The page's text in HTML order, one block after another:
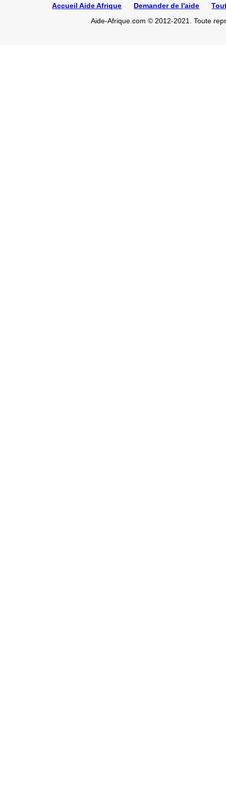
Accueil Aide Afrique Demander de l'aide
Aide-Afrique.com © 2012-2021. Toute